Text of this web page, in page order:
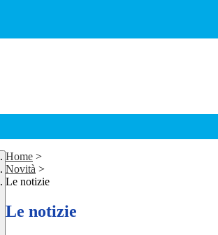
Home >
Novità >
Le notizie
Le notizie